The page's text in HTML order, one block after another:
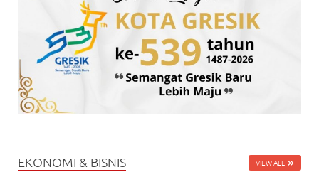
EKONOMI & BISNIS VIEW ALL